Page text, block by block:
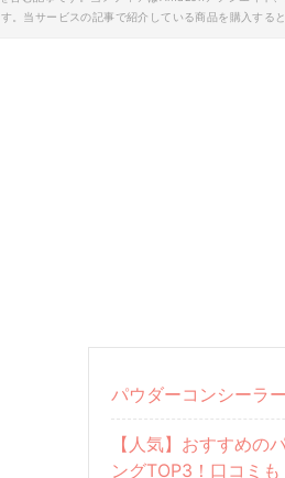
。当サービスの記事で紹介している商品を購入する
パウダーコンシーラ
【人気】おすすめの
ングTOP3！口コミも